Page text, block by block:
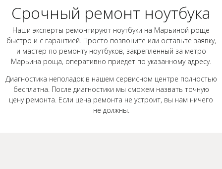
Срочный ремонт ноутбука
Наши эксперты ремонтируют ноутбуки на Марьиной роще
быстро и с гарантией. Просто позвоните или оставьте заявку,
и мастер по ремонту ноутбуков, закрепленный за метро
Марьина роща, оперативно приедет по указанному адресу.
Диагностика неполадок в нашем сервисном центре полностью
бесплатна. После диагностики мы сможем назвать точную
цену ремонта. Если цена ремонта не устроит, вы нам ничего
не должны.